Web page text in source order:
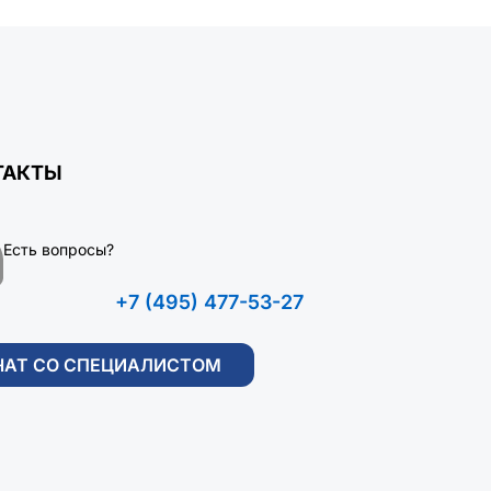
Есть вопросы?
+7 (495) 477-53-27
СО СПЕЦИАЛИСТОМ